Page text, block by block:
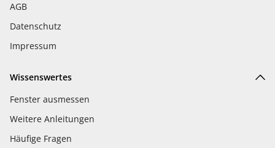
AGB
Datenschutz
Impressum
Wissenswertes
Fenster ausmessen
Weitere Anleitungen
Häufige Fragen